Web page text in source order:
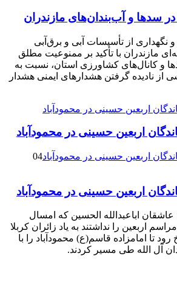
سدها و آب‌بندان‌‌های مازندران
و نگهداری از تأسیسات آبی و برق‌آبی
مازندران با تأکید بر ممنوعیت مطلق
و کانال‌های کشاورزی استان، نسبت به
از نادیده گرفتن هشدارهای ایمنی هشدار
اربعین حسینی در محمودآباد
04
اربعین حسینی در محمودآباد
: عاشقان اباعبدالله الحسین که امسال
اربعین را نداشتند به یاد زائران کربلا
تا امامزاده قاسم(ع) محمودآباد را با
آل الله طی مسیر کردند.